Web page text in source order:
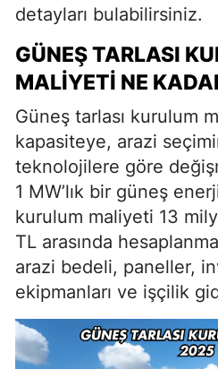
detayları bulabilirsiniz.
GÜNEŞ TARLASI
MALIYETI NE
Güneş tarlası kurulum
kapasiteye, arazi
teknolojilere göre
1 MW’lık bir güneş
kurulum maliyeti 13
TL arasında
arazi bedeli, paneller,
ekipmanları ve işçilik